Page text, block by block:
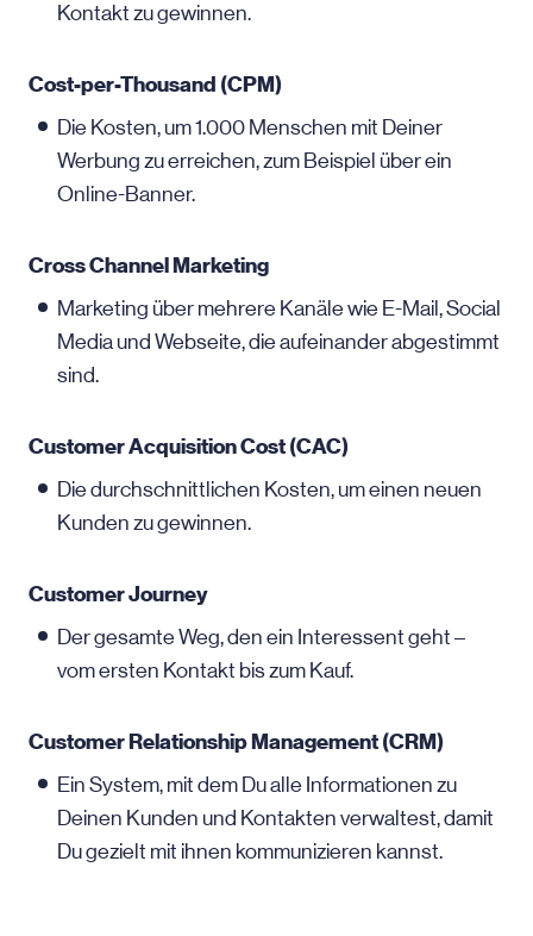
Kontakt zu gewinnen.
Cost-per-Thousand (CPM)
Die Kosten, um 1.000 Menschen mit Deiner
Werbung zu erreichen, zum Beispiel über ein
Online-Banner.
Cross Channel Marketing
Marketing über mehrere Kanäle wie E-Mail, Social
Media und Webseite, die aufeinander abgestimmt
sind.
Customer Acquisition Cost (CAC)
Die durchschnittlichen Kosten, um einen neuen
Kunden zu gewinnen.
Customer Journey
Der gesamte Weg, den ein Interessent geht –
vom ersten Kontakt bis zum Kauf.
Customer Relationship Management (CRM)
Ein System, mit dem Du alle Informationen zu
Deinen Kunden und Kontakten verwaltest, damit
Du gezielt mit ihnen kommunizieren kannst.